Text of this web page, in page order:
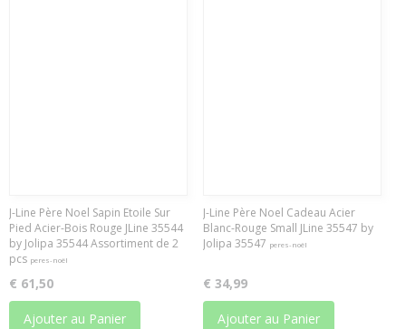
J-Line Père Noel Sapin Etoile Sur
Pied Acier-Bois Rouge JLine 35544
by Jolipa 35544 Assortiment de 2
pcs peres-noël
€ 61,50
Ajouter au Panier
J-Line Père Noel Cadeau Acier
Blanc-Rouge Small JLine 35547 by
Jolipa 35547 peres-noël
€ 34,99
Ajouter au Panier